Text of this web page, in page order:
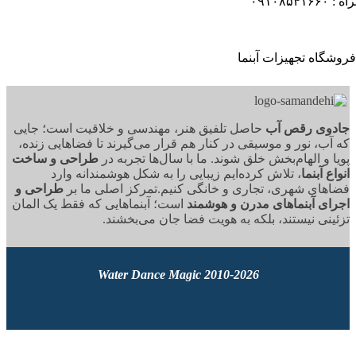
رقص آبحاصل تلفیق هنر، مهندسی و خلاقیت است؛ جایی
نور و موسیقی در کنار هم قرار می‌گیرند تا فضاهایی زنده،
و الهام‌بخش خلق شوند. ما با سال‌ها تجربه درطراحی و ساخت
آبنما ، تلاش کرده‌ایم زیبایی را به شکل هوشمندانه وارد
شهری، تجاری و خانگی کنیم.تمرکز اصلی ما برطراحی و
آبنماهای مدرن و هوشمنداست؛ آبنماهایی که فقط یک المان
نیستند، بلکه به هویت فضا جان می‌بخشند.
2010-2026 Water Dance Magic